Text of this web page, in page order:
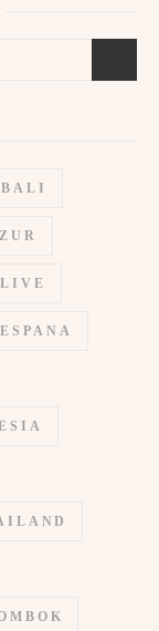
BALI
ESPANA